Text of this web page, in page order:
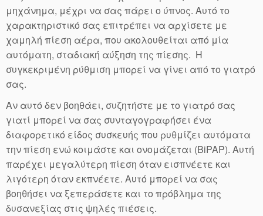
μηχάνημα, μέχρι να σας πάρει ο ύπνος. Αυτό το
χαρακτηριστικό σας επιτρέπει να αρχίσετε με
χαμηλή πίεση αέρα, που ακολουθείται από μία
αυτόματη, σταδιακή αύξηση της πίεσης. Η
συγκεκριμένη ρύθμιση μπορεί να γίνει από το γιατρό
σας.
Αν αυτό δεν βοηθάει, συζητήστε με το γιατρό σας
γιατί μπορεί να σας συνταγογραφήσει ένα
διαφορετικό είδος συσκευής που ρυθμίζει αυτόματα
την πίεση ενώ κοιμάστε και ονομάζεται (BiPAP). Αυτή
παρέχει μεγαλύτερη πίεση όταν εισπνέετε και
λιγότερη όταν εκπνέετε. Αυτό μπορεί να σας
βοηθήσει να ξεπεράσετε και το πρόβλημα της
δυσανεξίας στις ψηλές πιέσεις.